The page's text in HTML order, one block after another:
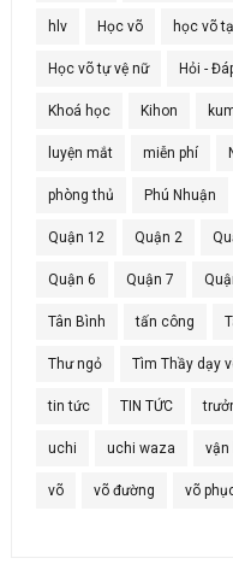
hlv Học võ học võ
Học võ tự vệ nữ Hỏi -
Khoá học Kihon
luyện mắt miễn phí
phòng thủ Phú Nhuận
Quận 12 Quận 2
Quận 6 Quận 7
Tân Bình tấn công
Thư ngỏ Tìm Thầy dạy
tin tức TIN TỨC
uchi uchi waza vận
võ võ đường võ